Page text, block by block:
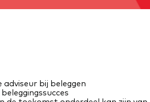
bij beleggen